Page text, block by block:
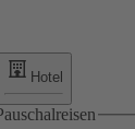
Hotel